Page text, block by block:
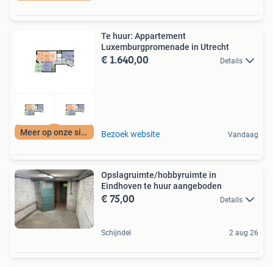
Meer op onze site
Te huur: Appartement
Luxemburgpromenade in Utrecht
€ 1.640,00 Details
Bezoek website Vandaag
Opslagruimte/hobbyruimte in
Eindhoven te huur aangeboden
€ 75,00 Details
Schijndel 2 aug 26